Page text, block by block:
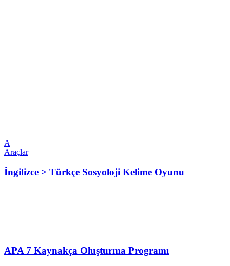
A
Araçlar
İngilizce > Türkçe Sosyoloji Kelime Oyunu
APA 7 Kaynakça Oluşturma Programı